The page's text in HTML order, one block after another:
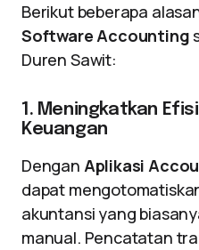
Berikut beberapa
Software Accounting
Duren Sawit:
1. Meningkatkan
Keuangan
Dengan Aplikasi
dapat
akuntansi yang
manual. Pencatatan